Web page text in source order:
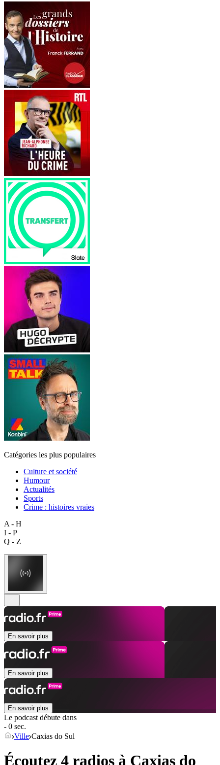
Catégories les plus populaires
Culture et société
Humour
Actualités
Sports
Crime : histoires vraies
A - H
I - P
Q - Z
En savoir plus
En savoir plus
En savoir plus
Le podcast débute dans
- 0 sec.
Ville Caxias do Sul
Écoutez 4 radios à Caxias do